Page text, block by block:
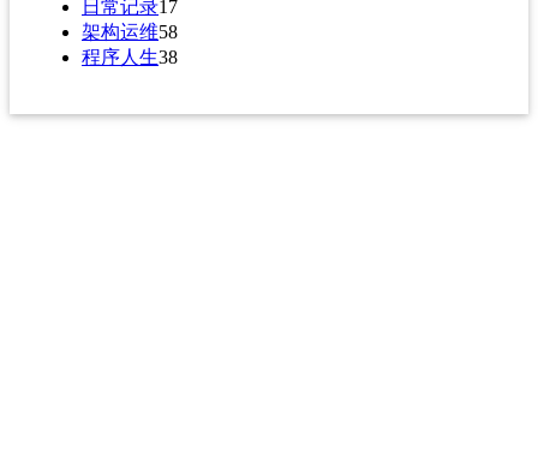
日常记录17
架构运维58
程序人生38